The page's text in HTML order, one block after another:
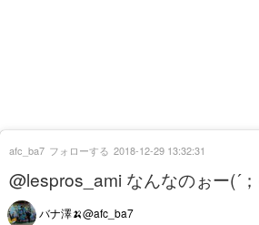
@lespros_ami なんなのぉー(´
バナ澤🍌@afc_ba7
afc_ba7 フォローする 2018-12-29 13:32:31